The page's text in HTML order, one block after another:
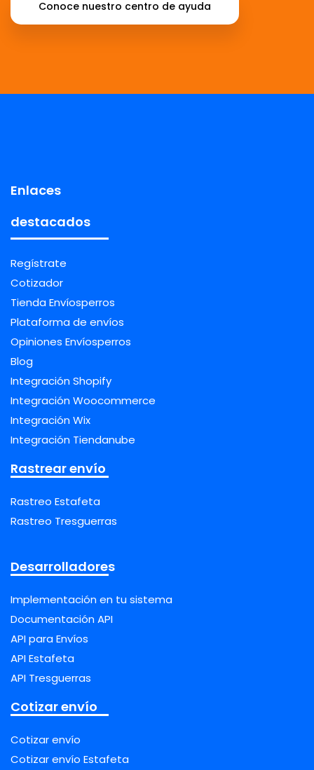
Conoce nuestro centro de ayuda
Enlaces
destacados
Regístrate
Cotizador
Tienda Envíosperros
Plataforma de envíos
Opiniones Envíosperros
Blog
Integración Shopify
Integración Woocommerce
Integración Wix
Integración Tiendanube
Rastrear envío
Rastreo Estafeta
Rastreo Tresguerras
Desarrolladores
Implementación en tu sistema
Documentación API
API para Envíos
API Estafeta
API Tresguerras
Cotizar envío
Cotizar envío
Cotizar envío Estafeta